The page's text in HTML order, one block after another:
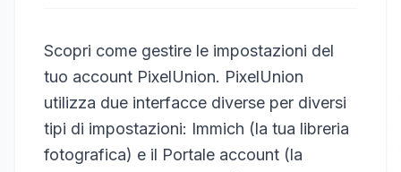
Scopri come gestire le impostazioni del
tuo account PixelUnion. PixelUnion
utilizza due interfacce diverse per diversi
tipi di impostazioni: Immich (la tua libreria
fotografica) e il Portale account (la